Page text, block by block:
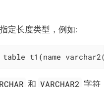
定长度类型，例如:
table t1(name varchar2(
和 VARCHAR2 字符